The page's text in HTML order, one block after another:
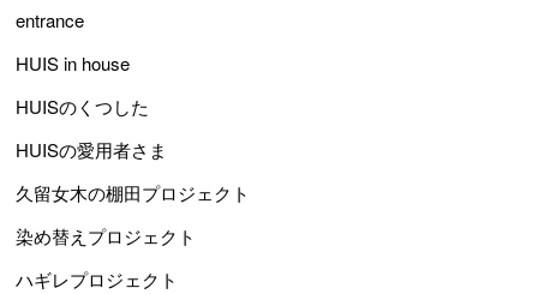
entrance
HUIS in house
HUISのくつした
HUISの愛用者さま
久留女木の棚田プロジェクト
染め替えプロジェクト
ハギレプロジェクト